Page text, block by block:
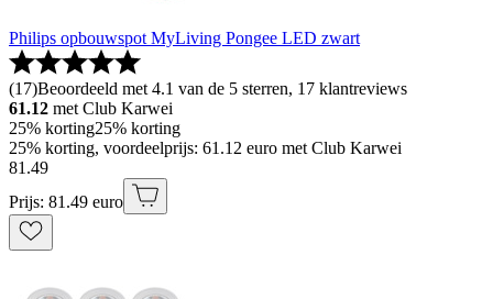
Philips opbouwspot MyLiving Pongee LED zwart
(17)Beoordeeld met 4.1 van de 5 sterren, 17 klantreviews
61.12 met Club Karwei
25% korting25% korting
25% korting, voordeelprijs: 61.12 euro met Club Karwei
81 .49
Prijs: 81.49 euro